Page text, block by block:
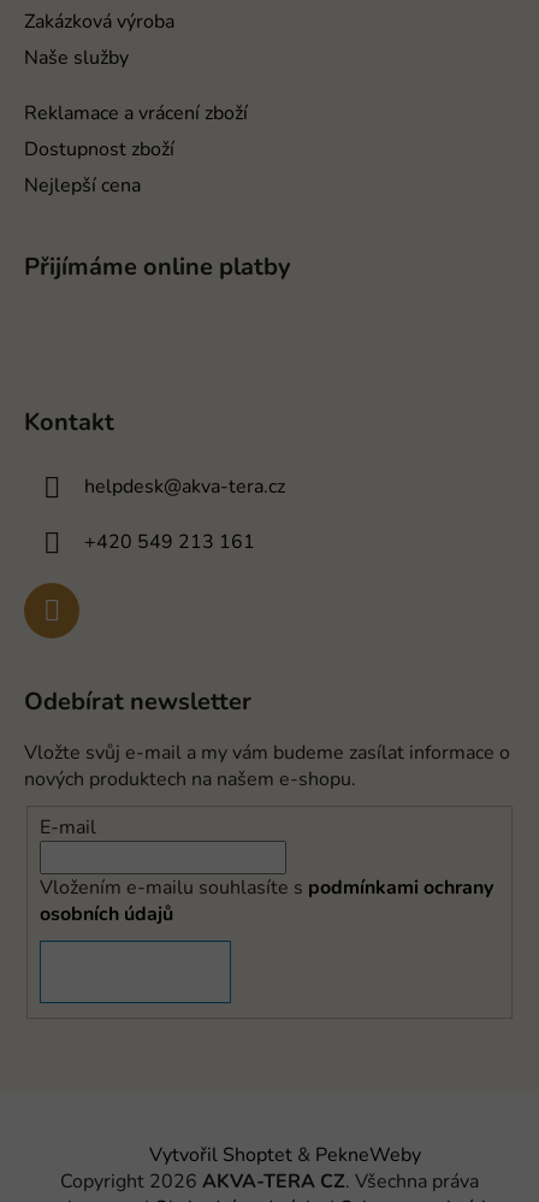
Zakázková výroba
Naše služby
Reklamace a vrácení zboží
Dostupnost zboží
Nejlepší cena
Přijímáme online platby
Kontakt
helpdesk@akva-tera.cz
+420 549 213 161
Odebírat newsletter
Vložte svůj e-mail a my vám budeme zasílat informace o
nových produktech na našem e-shopu.
E-mail
Vložením e-mailu souhlasíte s podmínkami ochrany
osobních údajů
Vytvořil Shoptet& PekneWeby
Copyright 2026 AKVA-TERA CZ. Všechna práva